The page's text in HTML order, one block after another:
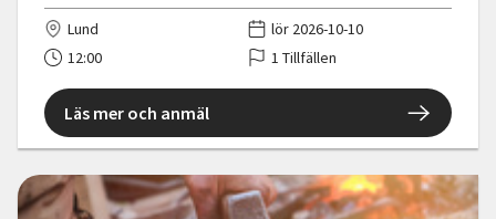
Lund
lör 2026-10-10
12:00
1 Tillfällen
Läs mer och anmäl